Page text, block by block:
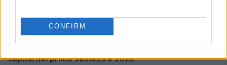
CONFIRM
capital nel primo semestre 2026